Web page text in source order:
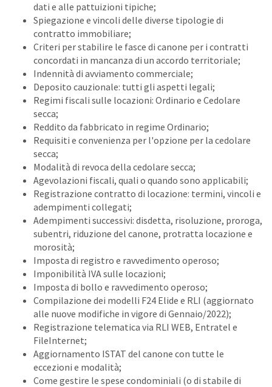
dati e alle pattuizioni tipiche;
Spiegazione e vincoli delle diverse tipologie di
contratto immobiliare;
Criteri per stabilire le fasce di canone per i contratti
concordati in mancanza di un accordo territoriale;
Indennità di avviamento commerciale;
Deposito cauzionale: tutti gli aspetti legali;
Regimi fiscali sulle locazioni: Ordinario e Cedolare
secca;
Reddito da fabbricato in regime Ordinario;
Requisiti e convenienza per l'opzione per la cedolare
secca;
Modalità di revoca della cedolare secca;
Agevolazioni fiscali, quali o quando sono applicabili;
Registrazione contratto di locazione: termini, vincoli e
adempimenti collegati;
Adempimenti successivi: disdetta, risoluzione, proroga,
subentri, riduzione del canone, protratta locazione e
morosità;
Imposta di registro e ravvedimento operoso;
Imponibilità IVA sulle locazioni;
Imposta di bollo e ravvedimento operoso;
Compilazione dei modelli F24 Elide e RLI (aggiornato
alle nuove modifiche in vigore di Gennaio/2022);
Registrazione telematica via RLI WEB, Entratel e
FileInternet;
Aggiornamento ISTAT del canone con tutte le
eccezioni e modalità;
Come gestire le spese condominiali (o di stabile di